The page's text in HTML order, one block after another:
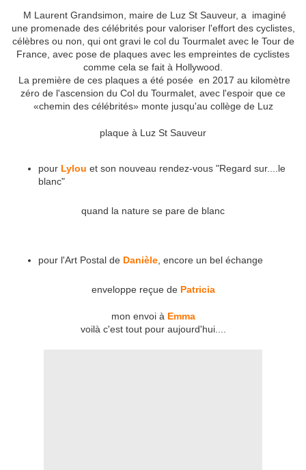
M Laurent Grandsimon, maire de Luz St Sauveur, a imaginé
une promenade des célébrités pour valoriser l'effort des cyclistes,
célèbres ou non, qui ont gravi le col du Tourmalet avec le Tour de
France, avec pose de plaques avec les empreintes de cyclistes
comme cela se fait à Hollywood.
La première de ces plaques a été posée en 2017 au kilomètre
zéro de l'ascension du Col du Tourmalet, avec l'espoir que ce
«chemin des célébrités» monte jusqu'au collège de Luz
plaque à Luz St Sauveur
pour Lylou et son nouveau rendez-vous "Regard sur....le
blanc"
quand la nature se pare de blanc
pour l'Art Postal de Danièle , encore un bel échange
enveloppe reçue de Patricia
mon envoi à Emma
voilà c'est tout pour aujourd'hui....